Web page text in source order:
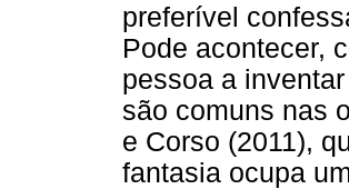
preferível
Pode acontecer,
pessoa a
são comuns nas
e Corso (2011),
fantasia ocupa